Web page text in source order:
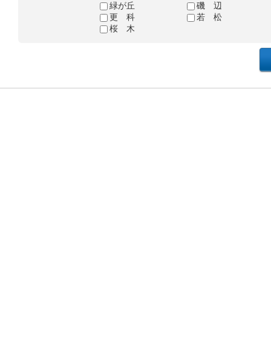
緑が丘
磯 辺
更 科
若 松
桜 木